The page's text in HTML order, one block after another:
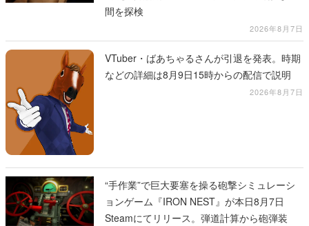
間を探検
2026年8月7日
VTuber・ばあちゃるさんが引退を発表。時期
などの詳細は8月9日15時からの配信で説明
2026年8月7日
“手作業”で巨大要塞を操る砲撃シミュレーシ
ョンゲーム『IRON NEST』が本日8月7日
Steamにてリリース。弾道計算から砲弾装